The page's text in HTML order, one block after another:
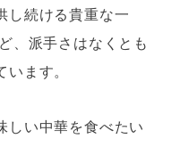
し続ける貴重な一
、派手さはなくとも
います。
しい中華を食べたい